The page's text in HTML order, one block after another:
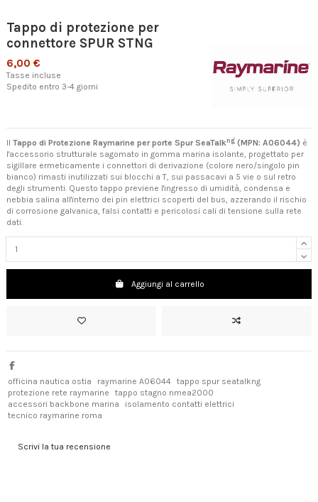
Tappo di protezione per
connettore SPUR STNG
6,00 €
Tasse incluse
Spedito entro 3-4 giorni
Il Tappo di Protezione Raymarine per porte Spur SeaTalkng (MPN: A06044) è
l'accessorio strutturale sagomato in gomma marina isolante, progettato per
sigillare ermeticamente i connettori di derivazione (colore nero/singolo pin
bianco) rimasti inutilizzati sui blocchi a T, sui passacavi a 5 vie o sul retro
degli strumenti. Questo tappo previene l'ingresso di umidità, condensa e
nebbia salina all'interno dei pin elettrici scoperti del bus, azzerando il rischio
di corrosione galvanica, falsi contatti e pericolosi cali di tensione sulla rete
dati.
Aggiungi al carrello
officina nautica ostia raymarine A06044 tappo spur seatalkng
protezione rete raymarine
tappo stagno nmea2000
accessori backbone marina
isolamento contatti elettrici
tecnico raymarine roma
Scrivi la tua recensione